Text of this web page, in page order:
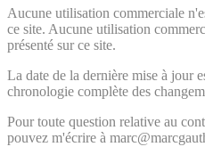
Aucune utilisation commerciale
ce site. Aucune utilisation
présenté sur ce site.
La date de la dernière mise à jour
chronologie complète des
Pour toute question relative au
pouvez m'écrire à